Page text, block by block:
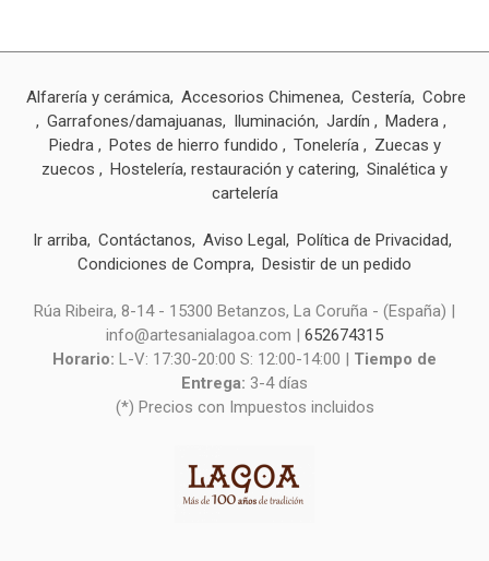
Alfarería y cerámica Accesorios Chimenea Cestería Cobre
Garrafones/damajuanas
Iluminación Jardín
Madera
Piedra
Potes de hierro fundido Tonelería
Zuecas y
zuecos
Hostelería, restauración y catering
Sinalética y
cartelería
Ir arriba Contáctanos Aviso Legal
Política de Privacidad
Condiciones de Compra
Desistir de un pedido
Rúa Ribeira, 8-14 - 15300 Betanzos, La Coruña - (España) |
info@artesanialagoa.com | 652674315
Horario: L-V: 17:30-20:00 S: 12:00-14:00 | Tiempo de
Entrega: 3-4 días
(*) Precios con Impuestos incluidos